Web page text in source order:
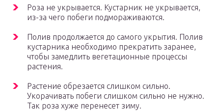
Роза не укрывается. Кустарник не укрывается,
из-за чего побеги подмораживаются.
Полив продолжается до самого укрытия. Полив
кустарника необходимо прекратить заранее,
чтобы замедлить вегетационные процессы
растения.
Растение обрезается слишком сильно.
Укорачивать побеги слишком сильно не нужно.
Так роза хуже перенесет зиму.